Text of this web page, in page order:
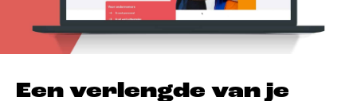
Een verlengde van je